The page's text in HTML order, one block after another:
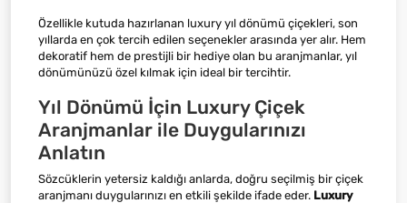
Özellikle kutuda hazırlanan luxury yıl dönümü çiçekleri, son
yıllarda en çok tercih edilen seçenekler arasında yer alır. Hem
dekoratif hem de prestijli bir hediye olan bu aranjmanlar, yıl
dönümünüzü özel kılmak için ideal bir tercihtir.
Yıl Dönümü İçin Luxury Çiçek
Aranjmanlar ile Duygularınızı
Anlatın
Sözcüklerin yetersiz kaldığı anlarda, doğru seçilmiş bir çiçek
aranjmanı duygularınızı en etkili şekilde ifade eder. Luxury